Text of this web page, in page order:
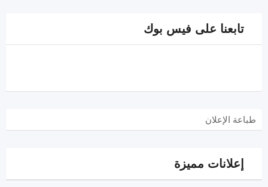
تابعنا على فيس بوك
طباعة الإعلان
إعلانات مميزة